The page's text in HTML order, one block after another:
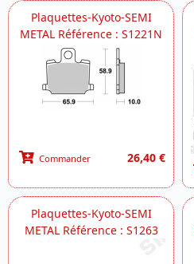
Plaquettes-Kyoto-SEMI
METAL Référence : S1221N
Commander 26,40 €
Plaquettes-Kyoto-SEMI
METAL Référence : S1263